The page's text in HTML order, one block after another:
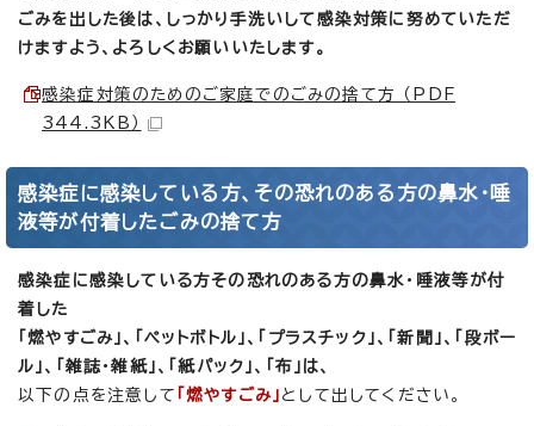
ごみを出した後は、しっかり手洗いして感染対策に努めていただ
けますよう、よろしくお願いいたします。
感染症対策のためのご家庭でのごみの捨て方 （PDF
344.3KB）
感染症に感染している方、その恐れのある方の鼻水・唾
液等が付着したごみの捨て方
感染症に感染している方その恐れのある方の鼻水・唾液等が付
着した
「燃やすごみ」、「ペットボトル」、「プラスチック」、「新聞」、「段ボー
ル」、「雑誌・雑紙」、「紙パック」、「布」は、
以下の点を注意して 「燃やすごみ」 として出してください。